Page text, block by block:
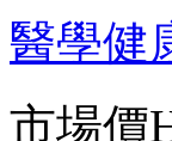
醫學健
市場價